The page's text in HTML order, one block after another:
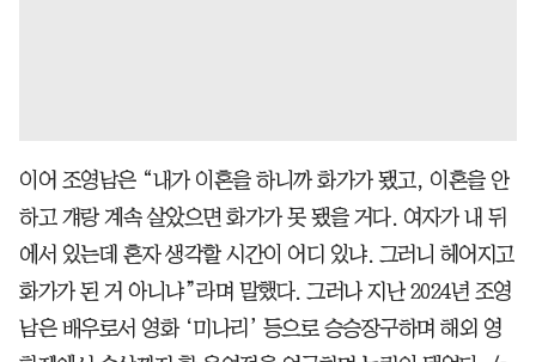
이어 조영남은 “내가 이혼을 하니까 화가가 됐고, 이혼을 안
하고 걔랑 계속 살았으면 화가가 못 됐을 거다. 여자가 내 뒤
에서 있는데 혼자 생각할 시간이 어디 있냐. 그러니 헤어지고
화가가 된 거 아니냐”라며 말했다. 그러나 지난 2024년 조영
남은 배우로서 영화 ‘미나리’ 등으로 승승장구하며 해외 영